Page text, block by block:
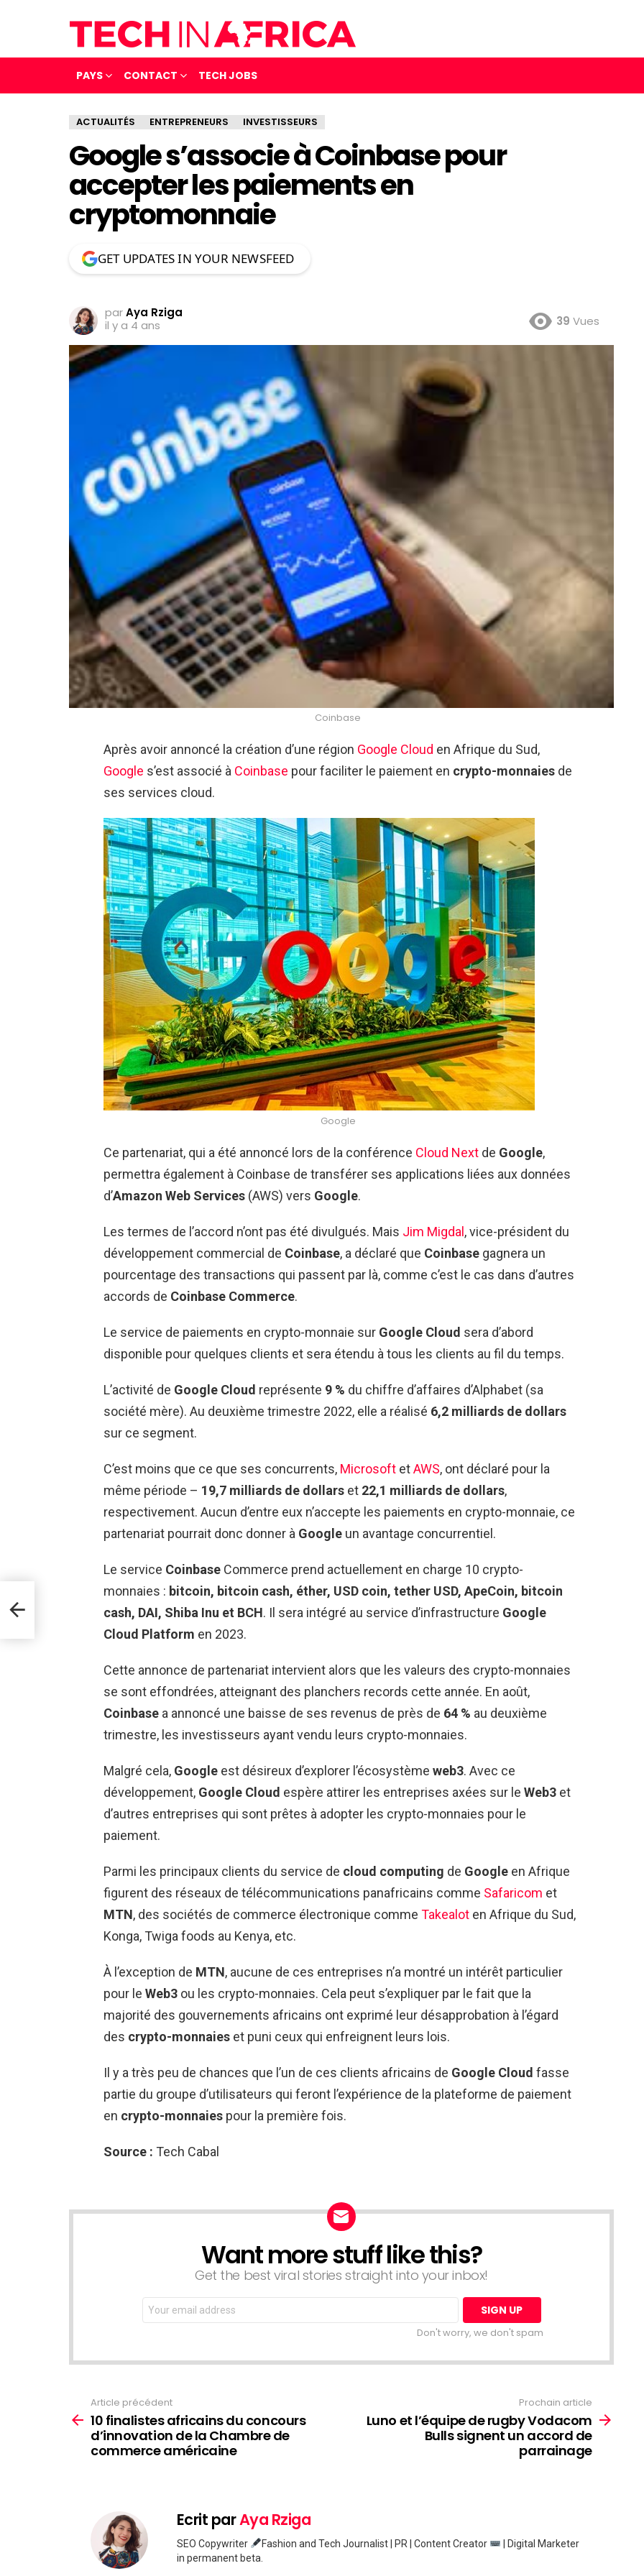
PAYS CONTACT TECH JOBS
ACTUALITÉS ENTREPRENEURS INVESTISSEURS
Google s’associe à Coinbase pour
accepter les paiements en
cryptomonnaie
GET UPDATES IN YOUR NEWSFEED
parAya Rziga
il y a 4 ans
39 Vues
Coinbase
Après avoir annoncé la création d’une région Google Cloud en Afrique du Sud,
Google s’est associé à Coinbase pour faciliter le paiement en crypto-monnaies de
ses services cloud.
Google
Ce partenariat, qui a été annoncé lors de la conférence Cloud Next de Google,
permettra également à Coinbase de transférer ses applications liées aux données
d’Amazon Web Services (AWS) vers Google.
Les termes de l’accord n’ont pas été divulgués. Mais Jim Migdal, vice-président du
développement commercial de Coinbase, a déclaré que Coinbase gagnera un
pourcentage des transactions qui passent par là, comme c’est le cas dans d’autres
accords de Coinbase Commerce.
Le service de paiements en crypto-monnaie sur Google Cloud sera d’abord
disponible pour quelques clients et sera étendu à tous les clients au fil du temps.
L’activité de Google Cloud représente 9 % du chiffre d’affaires d’Alphabet (sa
société mère). Au deuxième trimestre 2022, elle a réalisé 6,2 milliards de dollars
sur ce segment.
C’est moins que ce que ses concurrents, Microsoft etAWS, ont déclaré pour la
même période – 19,7 milliards de dollars et 22,1 milliards de dollars,
respectivement. Aucun d’entre eux n’accepte les paiements en crypto-monnaie, ce
partenariat pourrait donc donner à Google un avantage concurrentiel.
Le service Coinbase Commerce prend actuellement en charge 10 crypto-
monnaies : bitcoin, bitcoin cash, éther, USD coin, tether USD, ApeCoin, bitcoin
cash, DAI, Shiba Inu et BCH. Il sera intégré au service d’infrastructure Google
Cloud Platform en 2023.
Cette annonce de partenariat intervient alors que les valeurs des crypto-monnaies
se sont effondrées, atteignant des planchers records cette année. En août,
Coinbase a annoncé une baisse de ses revenus de près de 64 % au deuxième
trimestre, les investisseurs ayant vendu leurs crypto-monnaies.
Malgré cela, Google est désireux d’explorer l’écosystème web3. Avec ce
développement, Google Cloud espère attirer les entreprises axées sur le Web3 et
d’autres entreprises qui sont prêtes à adopter les crypto-monnaies pour le
paiement.
Parmi les principaux clients du service de cloud computing de Google en Afrique
figurent des réseaux de télécommunications panafricains comme Safaricom et
MTN, des sociétés de commerce électronique comme Takealot en Afrique du Sud,
Konga, Twiga foods au Kenya, etc.
À l’exception de MTN, aucune de ces entreprises n’a montré un intérêt particulier
pour le Web3 ou les crypto-monnaies. Cela peut s’expliquer par le fait que la
majorité des gouvernements africains ont exprimé leur désapprobation à l’égard
des crypto-monnaies et puni ceux qui enfreignent leurs lois.
Il y a très peu de chances que l’un de ces clients africains de Google Cloud fasse
partie du groupe d’utilisateurs qui feront l’expérience de la plateforme de paiement
en crypto-monnaies pour la première fois.
Source : Tech Cabal
Want more stuff like this?
Get the best viral stories straight into your inbox!
Email
address:
Don't worry, we don't spam
plus
Article précédent
10 finalistes africains du concours
d’innovation de la Chambre de
commerce américaine
Prochain article
Luno et l’équipe de rugby Vodacom
Bulls signent un accord de
parrainage
Ecrit parAya Rziga
SEO Copywriter Fashion and Tech Journalist | PR | Content Creator
| Digital Marketer
in permanent beta.